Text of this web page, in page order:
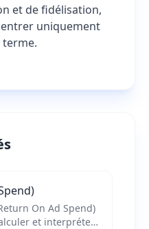
et de fidélisation,
uniquement
terme.
On Ad Spend)
et interpréter